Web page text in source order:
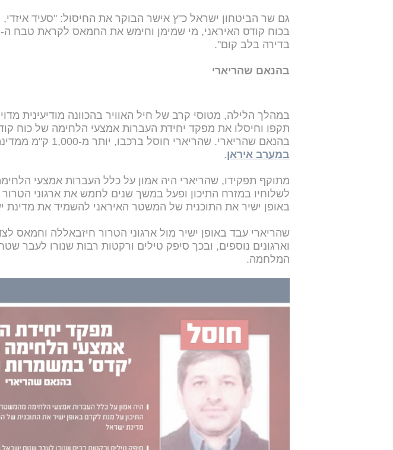
גם שר הביטחון ישראל כ"ץ אישר הבוקר את החיסול: "סעיד
בדירה בלב קום".
בהנאם שהריארי
במהלך הלילה, מטוסי קרב של חיל האוויר בהכוונה מודיעינית
תקפו וחיסלו את מפקד יחידת העברות אמצעי הלחימה של כוח
בהנאם שהריארי. שהריארי חוסל ברכבו, יותר מ-1,000 ק"מ ממדינת ישראל בזמן שנסע
במערב איראן.
מתוקף תפקידו, שהריארי היה אמון על כלל העברות אמצעי
לשלוחיו במזרח התיכון ופעל במשך שנים לחמש את ארגוני
באופן ישיר את התוכנית של המשטר האיראני להשמיד את מדינת
שהריארי עבד באופן ישיר מול ארגוני הטרור חיזבאללה וחמאס
וארגונים נוספים, ובכך סיפק טילים ורקטות רבות שנורו לעבר
המלחמה.